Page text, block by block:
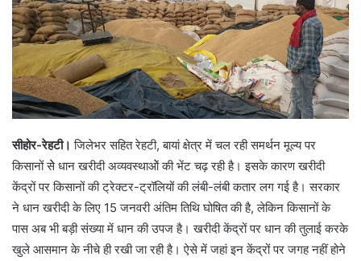
सीहोर-रेहटी।जिलेभर सहित रेहटी, बायां क्षेत्र में चल रही समर्थन मूल्य पर
किसानों सेे धान खरीदी अव्यवस्थाओें की भेंट चढ़ रही है। इसके कारण खरीदी
केंद्रों पर किसानों की ट्रेक्टर-ट्रॉलियों की लंबी-लंबी कतार लग गई है। सरकार
ने धान खरीदी के लिए 15 जनवरी अंतिम तिथि घोषित की है, लेकिन किसानों के
पास अब भी बड़ी संख्या में धान की उपज है। खरीदी केंद्रों पर धान की तुलाई करके
खुले आसमान के नीचे ही रखी जा रही है। ऐसे में जहां इन केंद्रों पर जगह नहीं होने